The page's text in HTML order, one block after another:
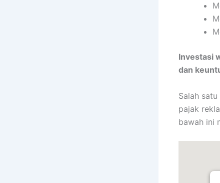
Investasi
dan
Salah
pajak
bawah ini